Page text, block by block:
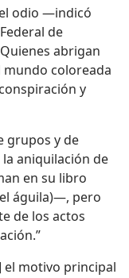
odio —indicó
de
abrigan
coloreada
y
grupos y de
aniquilación de
en su libro
águila)—, pero
de los actos
el motivo principal